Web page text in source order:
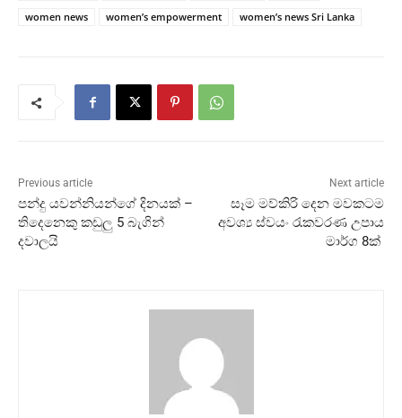
women news
women’s empowerment women’s news Sri Lanka
Previous article
පන්දු යවන්නියන්ගේ දිනයක් –
තිදෙනෙකු කඩුලු 5 බැගින්
දවාලයි
Next article
සෑම මව්කිරි දෙන මවකටම
අවශ්‍ය ස්වයං රැකවරණ උපාය
මාර්ග 8ක්